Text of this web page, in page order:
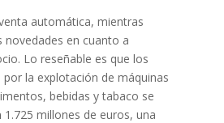
automática, mientras
en cuanto a
Lo reseñable es que los
la explotación de máquinas
bebidas y tabaco se
millones de euros, una